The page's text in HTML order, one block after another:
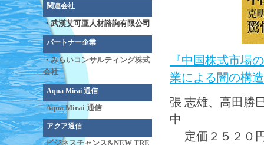
関連会社
・武漢艾可亜人材諮詢有限公司
パートナー企業
・みらいコンサルティング株式
会社
Aqua Mirai 通信
Aqua Mirai 通信
アクア通信
ビジネスチャンス&NEW TRE
『中国株式市場
業による闇の構
張 志雄、高田
中
定価２５２０